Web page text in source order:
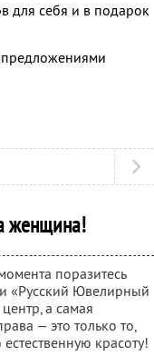
для себя и в подарок
предложениями
женщина!
поразитесь
«Русский Ювелирный
а самая
— это только то,
красоту!